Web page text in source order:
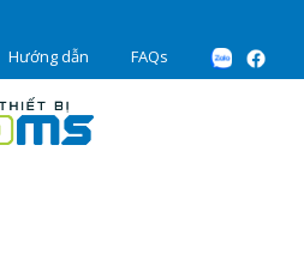
Hướng dẫn FAQs